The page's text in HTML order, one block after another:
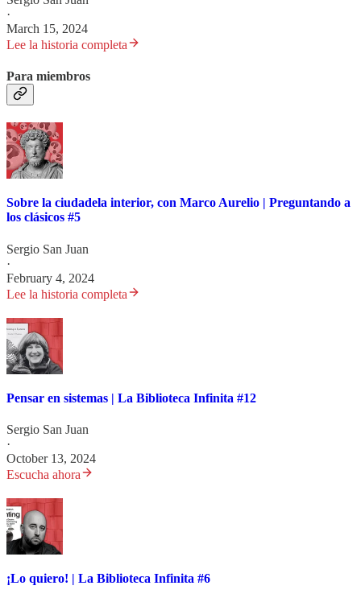
·
March 15, 2024
Lee la historia completa
Para miembros
Sobre la ciudadela interior, con Marco Aurelio | Preguntando a
los clásicos #5
Sergio San Juan
·
February 4, 2024
Lee la historia completa
Pensar en sistemas | La Biblioteca Infinita #12
Sergio San Juan
·
October 13, 2024
Escucha ahora
¡Lo quiero! | La Biblioteca Infinita #6